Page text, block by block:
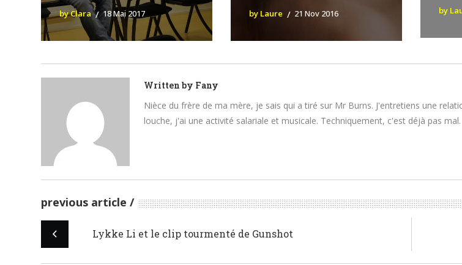
by Clara 18 Mai 2017 by Laure 21 Nov 2016 by
Written by Fany
Nièce du frère de ma mère, je sais qui a tiré sur Mr Burns. J'entretiens une
louche, j'ai une activité salariale et musicale. Techniquement, c'est déjà pas mal.
previous article
Lykke Li et le clip tourmenté de Gunshot